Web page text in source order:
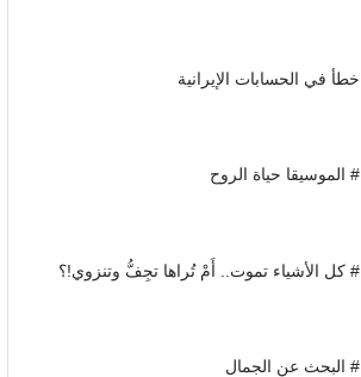
خطأ في الحسابات الإيرانية
# الموسيقا حياة الروح
# كل الأشياء تموت.. أَمْ تُراها تجِفُّ وتنزوي!؟
# البحث عن الجمال